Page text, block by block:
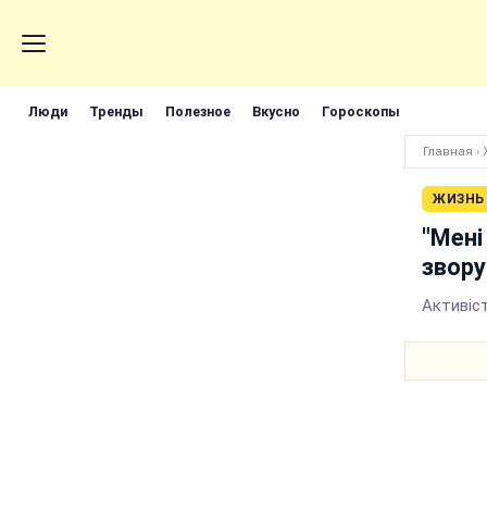
Люди Тренды Полезное Вкусно Гороскопы
Главная ›
ЖИЗНЬ